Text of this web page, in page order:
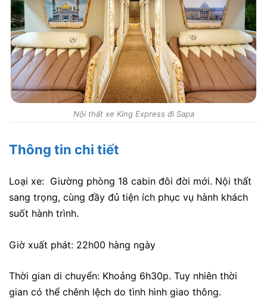
Nội thất xe King Express đi Sapa
Thông tin chi tiết
Loại xe: Giường phòng 18 cabin đôi đời mới. Nội thất
sang trọng, cùng đầy đủ tiện ích phục vụ hành khách
suốt hành trình.
Giờ xuất phát: 22h00 hàng ngày
Thời gian di chuyển: Khoảng 6h30p. Tuy nhiên thời
gian có thể chênh lệch do tình hình giao thông.